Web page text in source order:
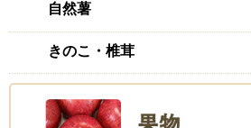
自然薯
きのこ・椎茸